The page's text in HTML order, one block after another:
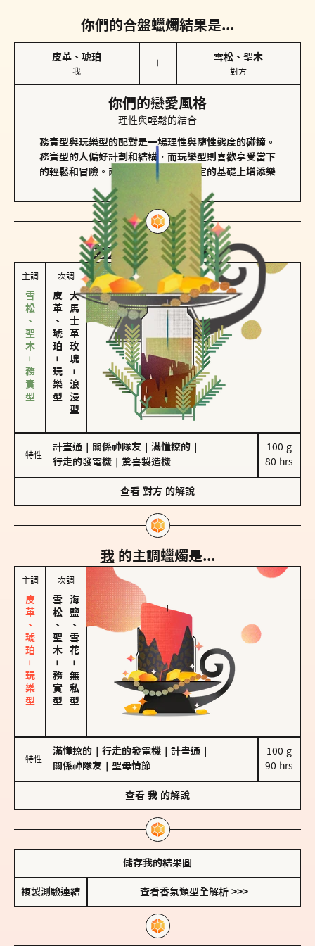
你們的合盤蠟燭結果是...
皮革、琥珀
我
＋
雪松、聖木
對方
你們的戀愛風格
理性與輕鬆的結合
務實型與玩樂型的配對是一場理性與隨性態度的碰撞。
務實型的人偏好計劃和結構，而玩樂型則喜歡享受當下
的輕鬆和冒險。兩者的關係能夠在穩定的基礎上增添樂
對方 的主調蠟燭是...
主調
雪松、聖木－務實型
次調
皮革、琥珀
－
玩樂型
大馬士革玫瑰
－
浪漫型
特性
計畫通 關係神隊友 滿懂撩的
行走的發電機
驚喜製造機
100 g
80 hrs
查看 對方 的解說
我 的主調蠟燭是...
主調
皮革、琥珀－玩樂型
次調
雪松、聖木
－
務實型
海鹽、雪花
－
無私型
特性
滿懂撩的 行走的發電機 計畫通
關係神隊友
聖母情節
100 g
90 hrs
查看 我 的解說
儲存我的結果圖
複製測驗連結 查看香氛類型全解析 >>>